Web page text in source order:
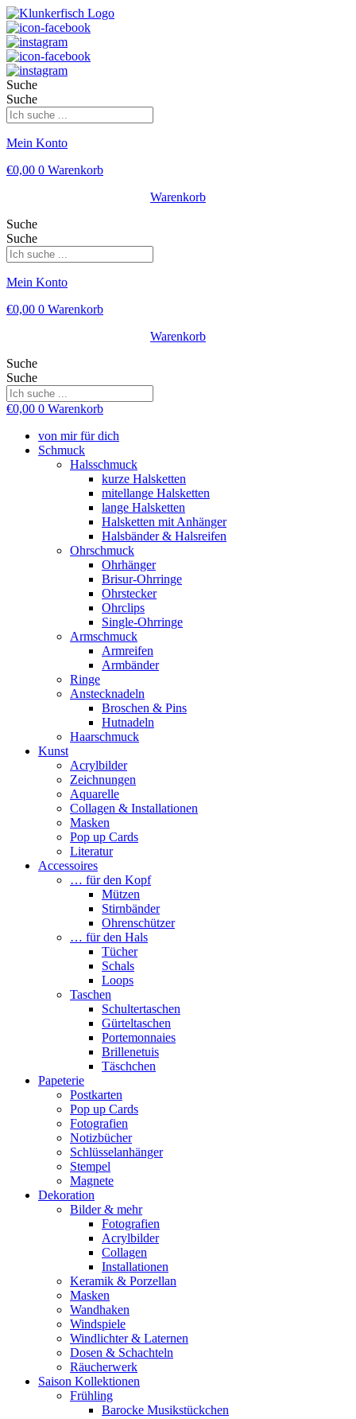
Suche
Suche
Mein Konto
€0,00 0 Warenkorb
Warenkorb
Suche
Suche
Mein Konto
€0,00 0 Warenkorb
Warenkorb
Suche
Suche
€0,00 0 Warenkorb
von mir für dich
Schmuck
Halsschmuck
kurze Halsketten
mitellange Halsketten
lange Halsketten
Halsketten mit Anhänger
Halsbänder & Halsreifen
Ohrschmuck
Ohrhänger
Brisur-Ohrringe
Ohrstecker
Ohrclips
Single-Ohrringe
Armschmuck
Armreifen
Armbänder
Ringe
Anstecknadeln
Broschen & Pins
Hutnadeln
Haarschmuck
Kunst
Acrylbilder
Zeichnungen
Aquarelle
Collagen & Installationen
Masken
Pop up Cards
Literatur
Accessoires
… für den Kopf
Mützen
Stirnbänder
Ohrenschützer
… für den Hals
Tücher
Schals
Loops
Taschen
Schultertaschen
Gürteltaschen
Portemonnaies
Brillenetuis
Täschchen
Papeterie
Postkarten
Pop up Cards
Fotografien
Notizbücher
Schlüsselanhänger
Stempel
Magnete
Dekoration
Bilder & mehr
Fotografien
Acrylbilder
Collagen
Installationen
Keramik & Porzellan
Masken
Wandhaken
Windspiele
Windlichter & Laternen
Dosen & Schachteln
Räucherwerk
Saison Kollektionen
Frühling
Barocke Musikstückchen